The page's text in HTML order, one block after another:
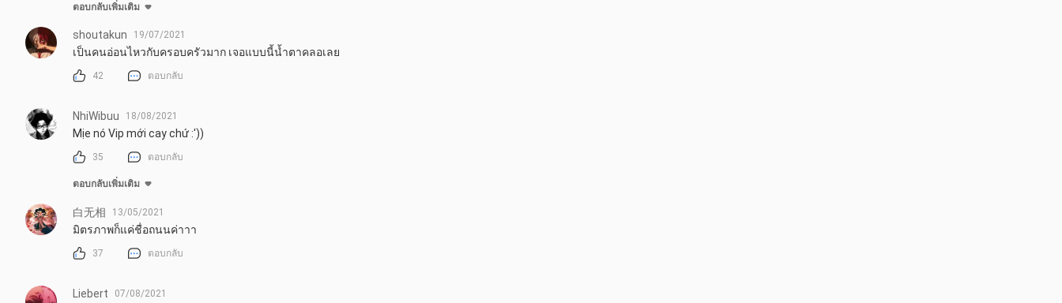
ตอบกลับเพิ่มเติม
shoutakun 19/07/2021
เป็นคนอ่อนไหวกับครอบครัวมาก​ เจอแบบนี้น้ำตาคลอเลย
42 ตอบกลับ
NhiWibuu 18/08/2021
Mịe nó Vip mới cay chứ :'))
35 ตอบกลับ
ตอบกลับเพิ่มเติม
白无相 13/05/2021
มิตรภาพก็แค่ชื่อถนนค่าาา
37 ตอบกลับ
Liebert 07/08/2021